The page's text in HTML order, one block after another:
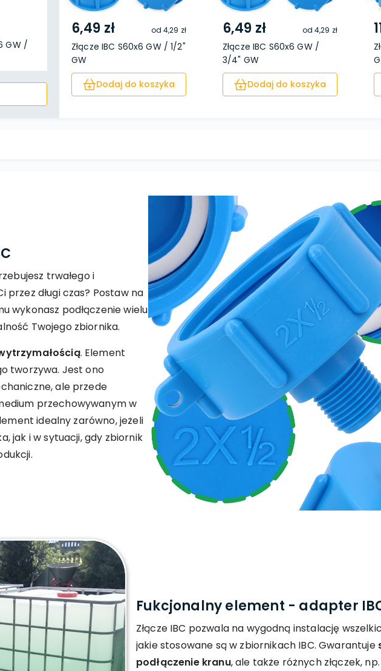
GW /
6,49 zł od4,29 zł
Złącze IBC S60x6 GW / 1/2"
GW
Dodaj do koszyka
6,49 zł od4,29 zł
Złącze IBC S60x6 GW /
3/4" GW
Dodaj do koszyka
trwałego i
przez długi czas? Postaw na
wykonasz podłączenie wielu
Twojego zbiornika.
. Element
tworzywa. Jest ono
ale przede
przechowywanym w
idealny zarówno, jeżeli
jak i w sytuacji, gdy zbiornik
Fukcjonalny element - adapter
Złącze IBC pozwala na wygodną instalację
jakie stosowane są w zbiornikach IBC. Gwarantuje
podłączenie kranu, ale także różnych złączek,